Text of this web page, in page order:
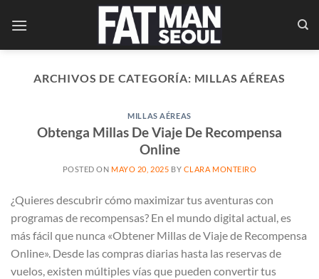
ARCHIVOS DE CATEGORÍA: MILLAS AÉREAS
MILLAS AÉREAS
Obtenga Millas De Viaje De Recompensa
Online
POSTED ON MAYO 20, 2025 BY CLARA MONTEIRO
¿Quieres descubrir cómo maximizar tus aventuras con
programas de recompensas? En el mundo digital actual, es
más fácil que nunca «Obtener Millas de Viaje de Recompensa
Online». Desde las compras diarias hasta las reservas de
vuelos, existen múltiples vías que pueden convertir tus